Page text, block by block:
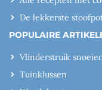
De lekkerste
POPULAIRE
Vlinderstruik
Tuinklussen